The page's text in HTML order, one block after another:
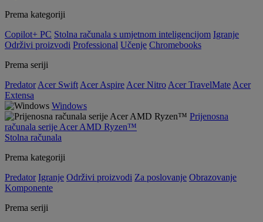
Prema kategoriji
Copilot+ PC Stolna računala s umjetnom inteligencijom Igranje
Održivi proizvodi Professional Učenje Chromebooks
Prema seriji
Predator Acer Swift Acer Aspire Acer Nitro Acer TravelMate Acer
Extensa
Windows
Prijenosna
računala serije Acer AMD Ryzen™
Stolna računala
Prema kategoriji
Predator Igranje Održivi proizvodi Za poslovanje Obrazovanje
Komponente
Prema seriji